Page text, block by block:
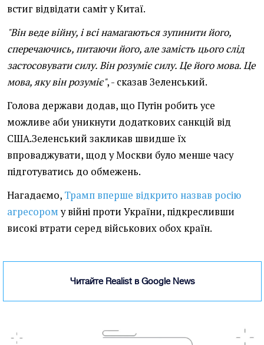
встиг відвідати саміт у Китаї.
"Він веде війну, і всі намагаються зупинити його,
сперечаючись, питаючи його, але замість цього слід
застосовувати силу. Він розуміє силу. Це його мова. Це
мова, яку він розуміє", - сказав Зеленський.
Голова держави додав, що Путін робить усе
можливе аби уникнути додаткових санкцій від
США.Зеленський закликав швидше їх
впроваджувати, щод у Москви було менше часу
підготуватись до обмежень.
Нагадаємо, Трамп вперше відкрито назвав росію
агресорому війні проти України, підкресливши
високі втрати серед військових обох країн.
Читайте Realist в Google News